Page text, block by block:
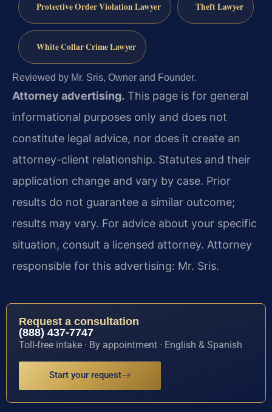
Protective Order Violation Lawyer Theft Lawyer
White Collar Crime Lawyer
Reviewed by Mr. Sris, Owner and Founder.
Attorney advertising. This page is for general
informational purposes only and does not
constitute legal advice, nor does it create an
attorney-client relationship. Statutes and their
application change and vary by case. Prior
results do not guarantee a similar outcome;
results may vary. For advice about your specific
situation, consult a licensed attorney. Attorney
responsible for this advertising: Mr. Sris.
Request a consultation
(888) 437-7747
Toll-free intake · By appointment · English & Spanish
Start your request